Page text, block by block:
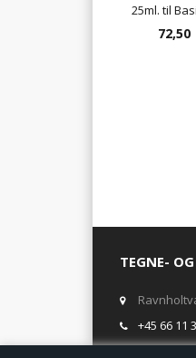
25ml. til
og Ciao
72,50
TEGNE-
+45 66 11